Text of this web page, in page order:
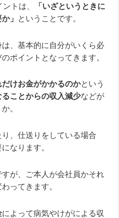
トは、
「いざというときに
」
ということです。
、基本的に自分がいくら必
ポイントとなってきます。
けお金がかかるのかという
ことからの収入減少などが
。
、仕送りをしている場合
なります。
が、ご本人が会社員かそれ
ってきます。
によって病気やけがによる収